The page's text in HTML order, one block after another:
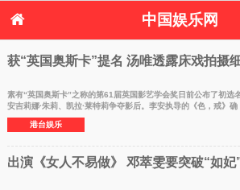
中国娱乐网
首页 新闻 女性
体育花边
音乐新闻 影视新
港台明星八卦
获“英国奥斯卡”提名 汤唯透露床戏拍摄
素有“英国奥斯卡”之称的第61届英国影艺学会奖日前公布了初选
安吉莉娜·朱莉、凯拉·莱特莉争夺影后。李安执导的《色，戒》确
港台娱乐
出演《女人不易做》 邓萃雯要突破“如妃